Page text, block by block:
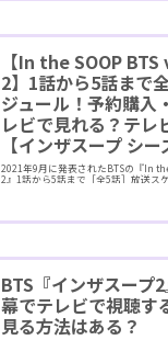
【In the SOOP
2】1話から5話まで
ジュール！予約購入
レビで見れる？テレ
【インザスープ シー
2021年9月に発表されたBTSの『In
2』1話から5話まで［全5話］放送ス
BTS『インザスープ
幕でテレビで視聴す
見る方法はある？